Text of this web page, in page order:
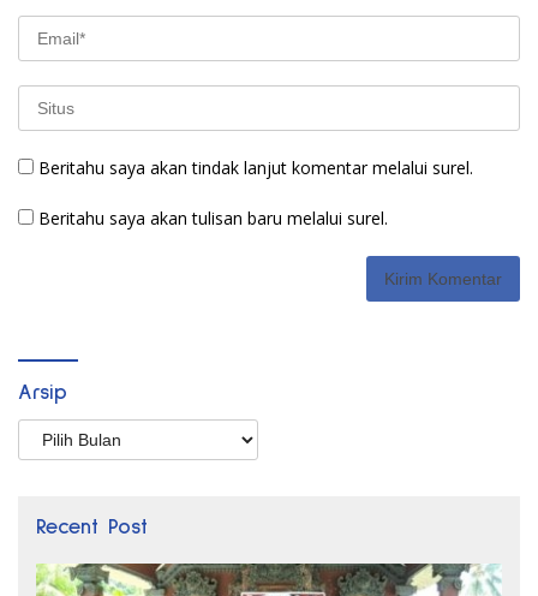
Beritahu saya akan tindak lanjut komentar melalui surel.
Beritahu saya akan tulisan baru melalui surel.
Arsip
Arsip
Recent Post